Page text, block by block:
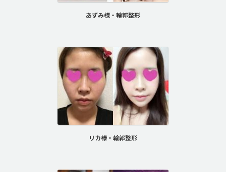
あずみ様・輪郭整形
リカ様・輪郭整形